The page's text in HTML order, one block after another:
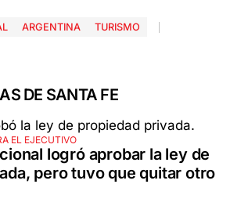
ARGENTINA
TURISMO
DE SANTA FE
EL EJECUTIVO
logró aprobar la ley de
pero tuvo que quitar otro